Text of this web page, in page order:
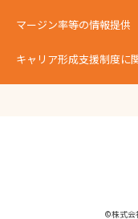
マージン率等の情報提供
キャリア形成支援制度に
©株式会